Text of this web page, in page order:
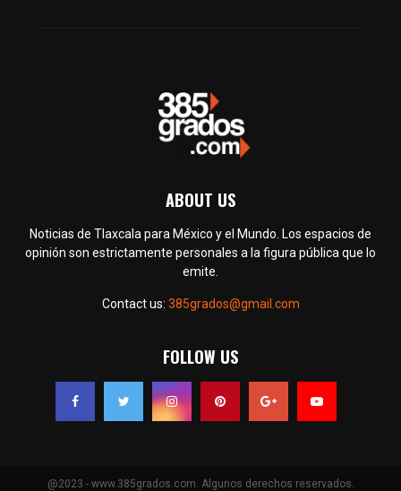
ABOUT US
Noticias de Tlaxcala para México y el Mundo. Los espacios de
opinión son estrictamente personales a la figura pública que lo
emite.
Contact us: 385grados@gmail.com
FOLLOW US
@2023 - www.385grados.com. Algunos derechos reservados.